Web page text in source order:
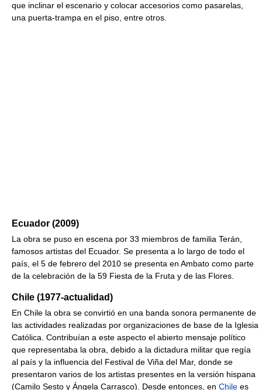
que inclinar el escenario y colocar accesorios como pasarelas,
una puerta-trampa en el piso, entre otros.
Ecuador (2009)
La obra se puso en escena por 33 miembros de familia Terán,
famosos artistas del Ecuador. Se presenta a lo largo de todo el
país, el 5 de febrero del 2010 se presenta en Ambato como parte
de la celebración de la 59 Fiesta de la Fruta y de las Flores.
Chile (1977-actualidad)
En Chile la obra se convirtió en una banda sonora permanente de
las actividades realizadas por organizaciones de base de la Iglesia
Católica. Contribuían a este aspecto el abierto mensaje político
que representaba la obra, debido a la dictadura militar que regía
al país y la influencia del Festival de Viña del Mar, donde se
presentaron varios de los artistas presentes en la versión hispana
(Camilo Sesto y Ángela Carrasco). Desde entonces, en Chile es